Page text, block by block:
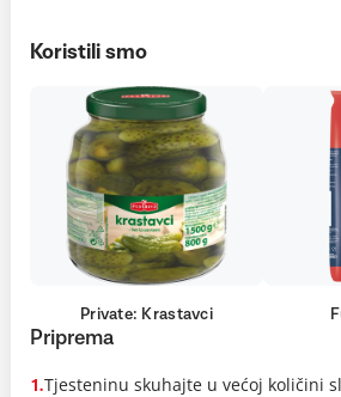
Koristili smo
Private: Krastavci
Priprema
1.Tjesteninu skuhajte u većoj količini